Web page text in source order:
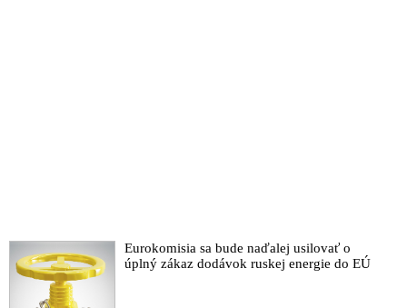
Eurokomisia sa bude naďalej usilovať o
úplný zákaz dodávok ruskej energie do EÚ